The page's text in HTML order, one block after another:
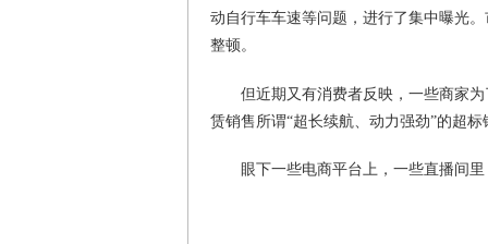
动自行车车速等问题，进行了集中曝光
整顿。
但近期又有消费者反映，一些商家
赁销售所谓“超长续航、动力强劲”的超
眼下一些电商平台上，一些直播间